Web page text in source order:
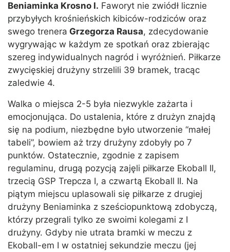
Beniaminka Krosno I. Faworyt nie zwiódł licznie
przybyłych krośnieńskich kibiców-rodziców oraz
swego trenera Grzegorza Rausa, zdecydowanie
wygrywając w każdym ze spotkań oraz zbierając
szereg indywidualnych nagród i wyróżnień. Piłkarze
zwycięskiej drużyny strzelili 39 bramek, tracąc
zaledwie 4.
Walka o miejsca 2-5 była niezwykle zażarta i
emocjonująca. Do ustalenia, które z drużyn znajdą
się na podium, niezbędne było utworzenie “małej
tabeli”, bowiem aż trzy drużyny zdobyły po 7
punktów. Ostatecznie, zgodnie z zapisem
regulaminu, drugą pozycją zajęli piłkarze Ekoball II,
trzecią GSP Trepcza I, a czwartą Ekoball II. Na
piątym miejscu uplasowali się piłkarze z drugiej
drużyny Beniaminka z sześciopunktową zdobyczą,
którzy przegrali tylko ze swoimi kolegami z I
drużyny. Gdyby nie utrata bramki w meczu z
Ekoball-em I w ostatniej sekundzie meczu (jej